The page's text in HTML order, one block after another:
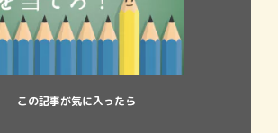
この記事が気に入ったら